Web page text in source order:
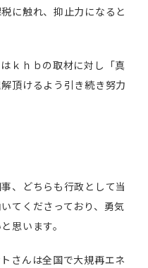
に触れ、抑止力になると
ｋｈｂの取材に対し「真
頂けるよう引き続き努力
、どちらも行政として当
てくださっており、勇気
思います。
さんは全国で大規再エネ